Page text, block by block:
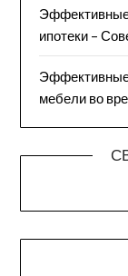
Эффективные
ипотеки –
Эффективные
мебели во